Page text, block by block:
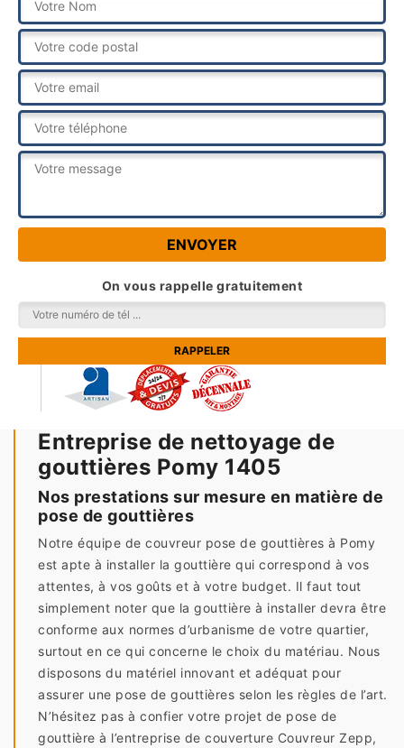
On vous rappelle gratuitement
Entreprise de nettoyage de
gouttières Pomy 1405
Nos prestations sur mesure en matière de
pose de gouttières
Notre équipe de couvreur pose de gouttières à Pomy
est apte à installer la gouttière qui correspond à vos
attentes, à vos goûts et à votre budget. Il faut tout
simplement noter que la gouttière à installer devra être
conforme aux normes d’urbanisme de votre quartier,
surtout en ce qui concerne le choix du matériau. Nous
disposons du matériel innovant et adéquat pour
assurer une pose de gouttières selon les règles de l’art.
N’hésitez pas à confier votre projet de pose de
gouttière à l’entreprise de couverture Couvreur Zepp,